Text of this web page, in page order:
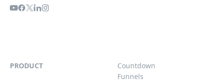
PRODUCT
Countdown
Funnels